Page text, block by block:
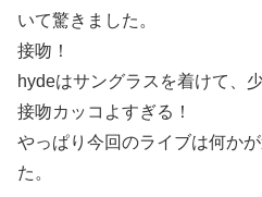
いて驚きました。
接吻！
hydeはサングラスを着けて、
接吻カッコよすぎる！
やっぱり今回のライブは何か
た。